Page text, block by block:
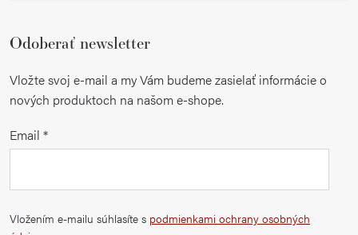
Odoberať newsletter
Vložte svoj e-mail a my Vám budeme zasielať informácie o
nových produktoch na našom e-shope.
Email
Vložením e-mailu súhlasíte s podmienkami ochrany osobných